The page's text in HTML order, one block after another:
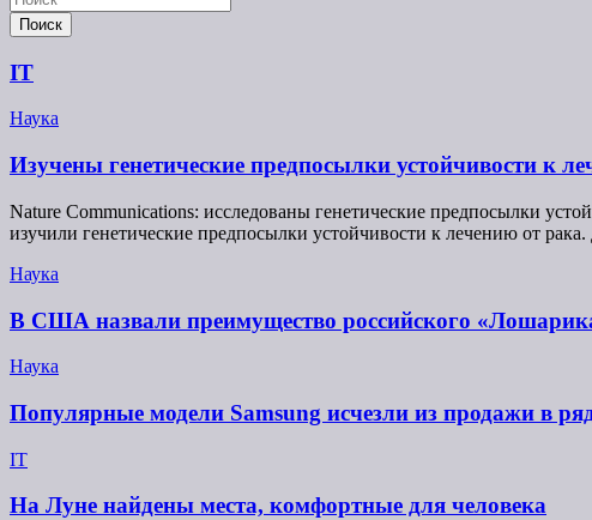
Поиск
IT
Наука
Изучены генетические предпосылки устойчивости к
Nature Communications: исследованы генетические предпосылки
изучили генетические предпосылки устойчивости к лечению от
Наука
В США назвали преимущество российского
Наука
Популярные модели Samsung исчезли из продажи в
IT
На Луне найдены места, комфортные для человека